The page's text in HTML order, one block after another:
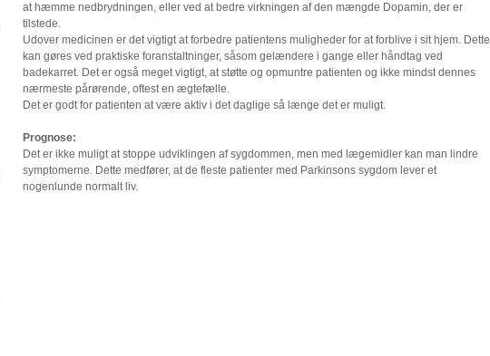
at hæmme nedbrydningen, eller ved at bedre virkningen af den mængde Dopamin, der er
tilstede.
Udover medicinen er det vigtigt at forbedre patientens muligheder for at forblive i sit hjem. Dette
kan gøres ved praktiske foranstaltninger, såsom gelændere i gange eller håndtag ved
badekarret. Det er også meget vigtigt, at støtte og opmuntre patienten og ikke mindst dennes
nærmeste pårørende, oftest en ægtefælle.
Det er godt for patienten at være aktiv i det daglige så længe det er muligt.
Prognose:
Det er ikke muligt at stoppe udviklingen af sygdommen, men med lægemidler kan man lindre
symptomerne. Dette medfører, at de fleste patienter med Parkinsons sygdom lever et
nogenlunde normalt liv.